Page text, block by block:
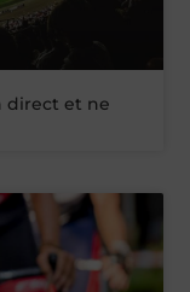
direct et ne